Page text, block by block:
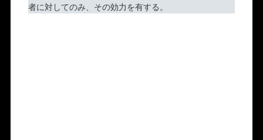
者に対してのみ、その効力を有する。